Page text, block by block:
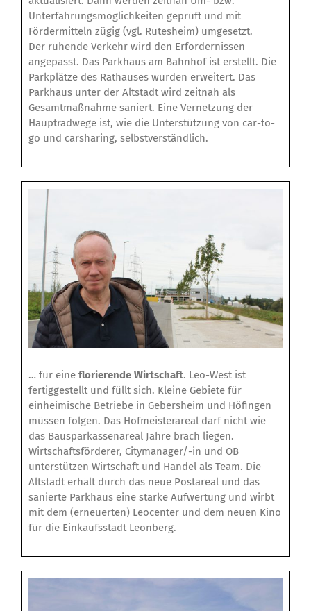
Unterfahrungsmöglichkeiten geprüft und mit
Fördermitteln zügig (vgl. Rutesheim) umgesetzt.
Der ruhende Verkehr wird den Erfordernissen
angepasst. Das Parkhaus am Bahnhof ist erstellt. Die
Parkplätze des Rathauses wurden erweitert. Das
Parkhaus unter der Altstadt wird zeitnah als
Gesamtmaßnahme saniert. Eine Vernetzung der
Hauptradwege ist, wie die Unterstützung von car-to-
go und carsharing, selbstverständlich.
… für eine florierende Wirtschaft. Leo-West ist
fertiggestellt und füllt sich. Kleine Gebiete für
einheimische Betriebe in Gebersheim und Höfingen
müssen folgen. Das Hofmeisterareal darf nicht wie
das Bausparkassenareal Jahre brach liegen.
Wirtschaftsförderer, Citymanager/-in und OB
unterstützen Wirtschaft und Handel als Team. Die
Altstadt erhält durch das neue Postareal und das
sanierte Parkhaus eine starke Aufwertung und wirbt
mit dem (erneuerten) Leocenter und dem neuen Kino
für die Einkaufsstadt Leonberg.